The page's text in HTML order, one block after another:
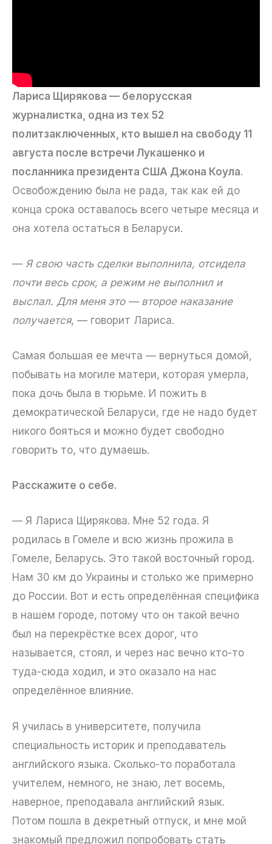
Лариса Щирякова — белорусская
журналистка, одна из тех 52
политзаключенных, кто вышел на свободу 11
августа после встречи Лукашенко и
посланника президента США Джона Коула.
Освобождению была не рада, так как ей до
конца срока оставалось всего четыре месяца и
она хотела остаться в Беларуси.
— Я свою часть сделки выполнила, отсидела
почти весь срок, а режим не выполнил и
выслал. Для меня это — второе наказание
получается, — говорит Лариса.
Самая большая ее мечта — вернуться домой,
побывать на могиле матери, которая умерла,
пока дочь была в тюрьме. И пожить в
демократической Беларуси, где не надо будет
никого бояться и можно будет свободно
говорить то, что думаешь.
Расскажите о себе.
— Я Лариса Щирякова. Мне 52 года. Я
родилась в Гомеле и всю жизнь прожила в
Гомеле, Беларусь. Это такой восточный город.
Нам 30 км до Украины и столько же примерно
до России. Вот и есть определённая специфика
в нашем городе, потому что он такой вечно
был на перекрёстке всех дорог, что
называется, стоял, и через нас вечно кто-то
туда-сюда ходил, и это оказало на нас
определённое влияние.
Я училась в университете, получила
специальность историк и преподаватель
английского языка. Сколько-то поработала
учителем, немного, не знаю, лет восемь,
наверное, преподавала английский язык.
Потом пошла в декретный отпуск, и мне мой
знакомый предложил попробовать стать